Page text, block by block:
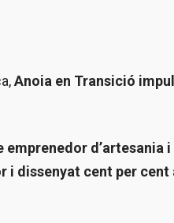
Anoia en Transició
d’artesania i
i dissenyat cent per cent